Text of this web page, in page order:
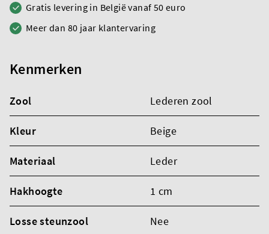
Gratis levering in België vanaf 50 euro
Meer dan 80 jaar klantervaring
Kenmerken
Zool Lederen zool
Kleur Beige
Materiaal Leder
Hakhoogte 1 cm
Losse steunzool Nee